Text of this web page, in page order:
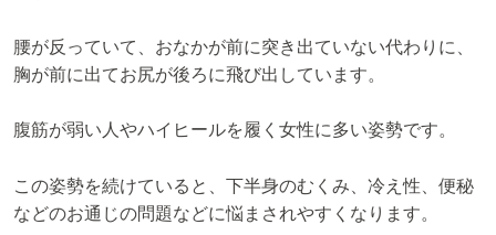
腰が反っていて、おなかが前に突き出ていない代わりに、
胸が前に出てお尻が後ろに飛び出しています。
腹筋が弱い人やハイヒールを履く女性に多い姿勢です。
この姿勢を続けていると、下半身のむくみ、冷え性、便秘
などのお通じの問題などに悩まされやすくなります。